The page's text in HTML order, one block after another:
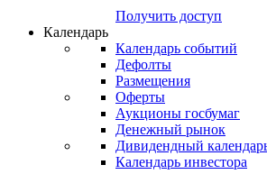
Попробуйте7-дневный
Откройте глобальную
Получить доступ
Календарь
Календарь событий
Дефолты
Размещения
Оферты